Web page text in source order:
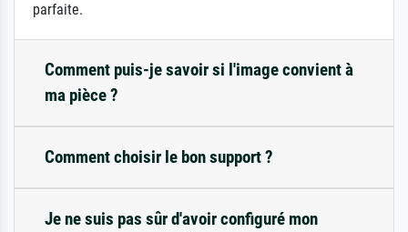
parfaite.
Comment puis-je savoir si l'image convient à
ma pièce ?
Comment choisir le bon support ?
Je ne suis pas sûr d'avoir configuré mon